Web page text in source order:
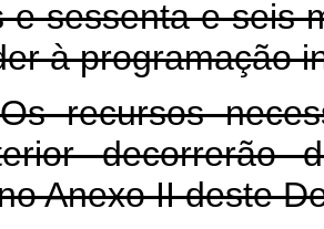
e sessenta e seis
à programação
recursos
decorrerão
Anexo II deste